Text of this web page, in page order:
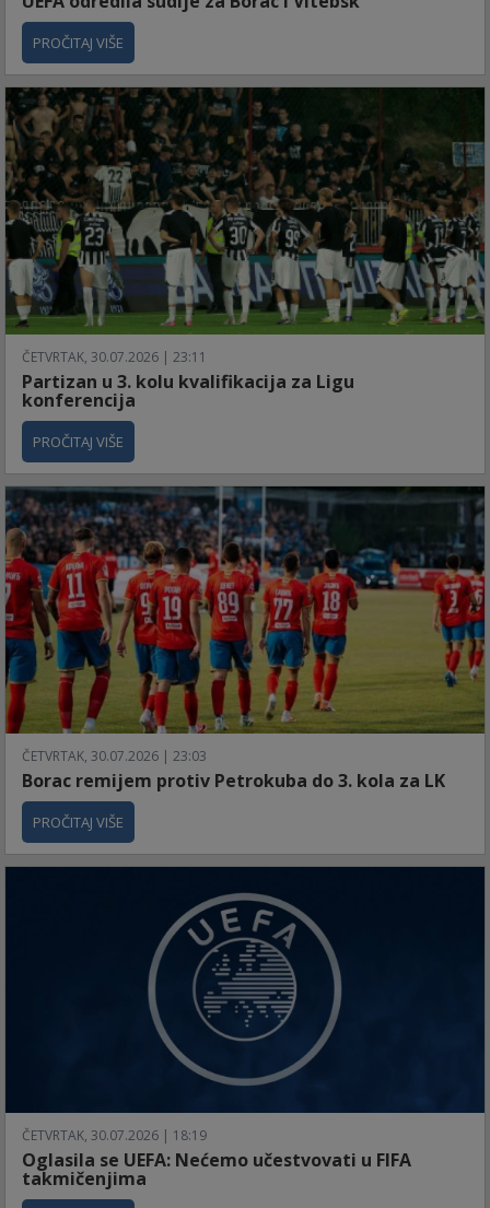
PROČITAJ VIŠE
ČETVRTAK, 30.07.2026 | 23:11
Partizan u 3. kolu kvalifikacija za Ligu
konferencija
PROČITAJ VIŠE
ČETVRTAK, 30.07.2026 | 23:03
Borac remijem protiv Petrokuba do 3. kola za LK
PROČITAJ VIŠE
ČETVRTAK, 30.07.2026 | 18:19
Oglasila se UEFA: Nećemo učestvovati u FIFA
takmičenjima